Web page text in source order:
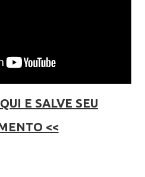
E SALVE SEU
<<